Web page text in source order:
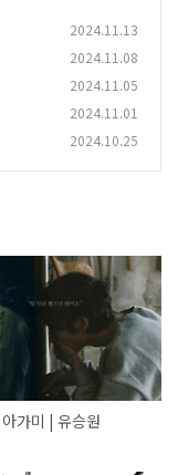
2024.11.13
2024.11.08
2024.11.05
2024.11.01
2024.10.25
가미 | 유승원